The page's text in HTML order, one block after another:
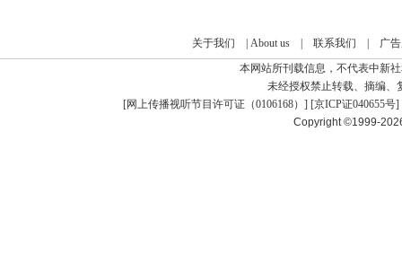
关于我们 About us| 联系我们
广
本网站所刊载信息，不代表中新
未经授权禁止转载、摘编、
[网上传播视听节目许可证（0106168） ] [京ICP证040655号]
Copyright ©1999-